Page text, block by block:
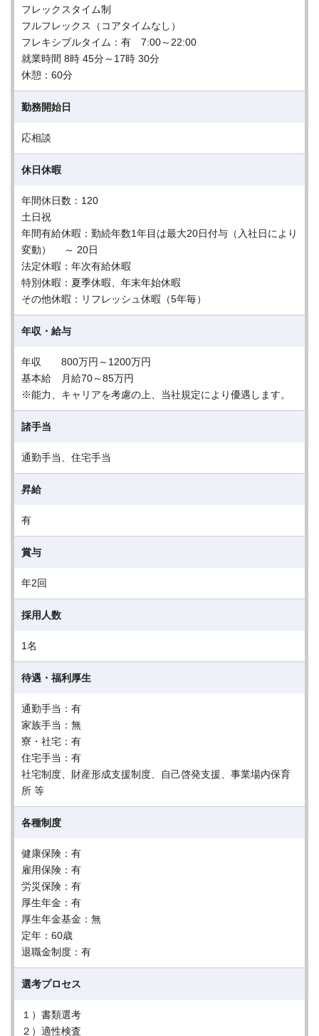
フレックスタイム制
フルフレックス（コアタイムなし）
フレキシブルタイム：有 7:00～22:00
就業時間 8時 45分～17時 30分
休憩：60分
勤務開始日
応相談
休日休暇
年間休日数：120
土日祝
年間有給休暇：勤続年数1年目は最大20日付与（入社日により
変動） ～ 20日
法定休暇：年次有給休暇
特別休暇：夏季休暇、年末年始休暇
その他休暇：リフレッシュ休暇（5年毎）
年収・給与
年収 800万円～1200万円
基本給 月給70～85万円
※能力、キャリアを考慮の上、当社規定により優遇します。
諸手当
通勤手当、住宅手当
昇給
有
賞与
年2回
採用人数
1名
待遇・福利厚生
通勤手当：有
家族手当：無
寮・社宅：有
住宅手当：有
社宅制度、財産形成支援制度、自己啓発支援、事業場内保育
所 等
各種制度
健康保険：有
雇用保険：有
労災保険：有
厚生年金：有
厚生年金基金：無
定年：60歳
退職金制度：有
選考プロセス
１）書類選考
２）適性検査